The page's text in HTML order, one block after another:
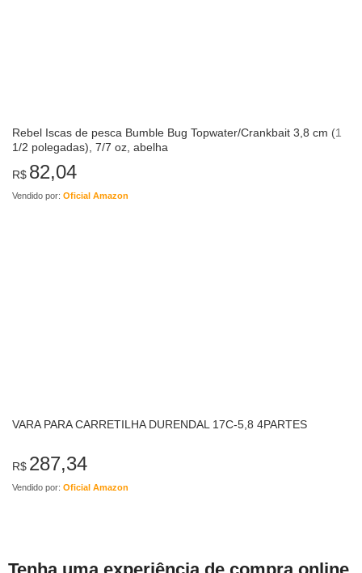
Rebel Iscas de pesca Bumble Bug Topwater/Crankbait 3,8 cm (1
1/2 polegadas), 7/7 oz, abelha
R$ 82,04
Vendido por: Oficial Amazon
VARA PARA CARRETILHA DURENDAL 17C-5,8 4PARTES
R$ 287,34
Vendido por: Oficial Amazon